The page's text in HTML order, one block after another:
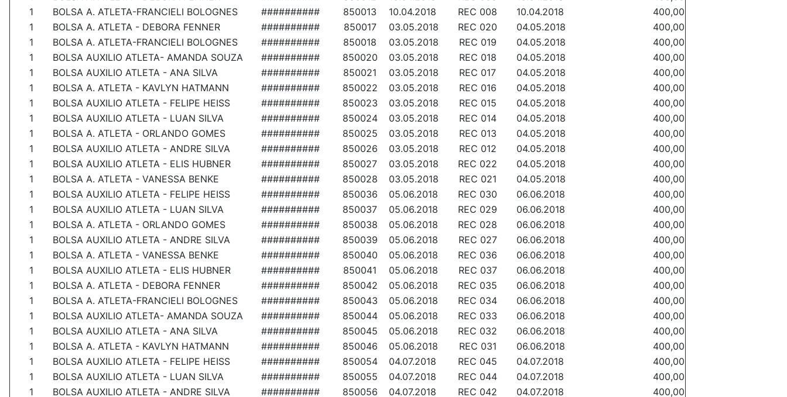
1
BOLSA A. ATLETA-FRANCIELI BOLOGNES ########## 850013 10.04.2018 REC 008 10.04.2018
400,00
1
BOLSA A. ATLETA - DEBORA FENNER ########## 850017 03.05.2018 REC 020 04.05.2018
400,00
1
BOLSA A. ATLETA-FRANCIELI BOLOGNES ########## 850018 03.05.2018 REC 019 04.05.2018
400,00
1
BOLSA AUXILIO ATLETA- AMANDA SOUZA ########## 850020 03.05.2018 REC 018 04.05.2018
400,00
1
BOLSA AUXILIO ATLETA - ANA SILVA ########## 850021 03.05.2018 REC 017 04.05.2018
400,00
1
BOLSA A. ATLETA - KAVLYN HATMANN ########## 850022 03.05.2018 REC 016 04.05.2018
400,00
1
BOLSA AUXILIO ATLETA - FELIPE HEISS ########## 850023 03.05.2018 REC 015 04.05.2018
400,00
1
BOLSA AUXILIO ATLETA - LUAN SILVA ########## 850024 03.05.2018 REC 014 04.05.2018
400,00
1
BOLSA A. ATLETA - ORLANDO GOMES ########## 850025 03.05.2018 REC 013 04.05.2018
400,00
1
BOLSA AUXILIO ATLETA - ANDRE SILVA ########## 850026 03.05.2018 REC 012 04.05.2018
400,00
1
BOLSA AUXILIO ATLETA - ELIS HUBNER ########## 850027 03.05.2018 REC 022 04.05.2018
400,00
1
BOLSA A. ATLETA - VANESSA BENKE ########## 850028 03.05.2018 REC 021 04.05.2018
400,00
1
BOLSA AUXILIO ATLETA - FELIPE HEISS ########## 850036 05.06.2018 REC 030 06.06.2018
400,00
1
BOLSA AUXILIO ATLETA - LUAN SILVA ########## 850037 05.06.2018 REC 029 06.06.2018
400,00
1
BOLSA A. ATLETA - ORLANDO GOMES ########## 850038 05.06.2018 REC 028 06.06.2018
400,00
1
BOLSA AUXILIO ATLETA - ANDRE SILVA ########## 850039 05.06.2018 REC 027 06.06.2018
400,00
1
BOLSA A. ATLETA - VANESSA BENKE ########## 850040 05.06.2018 REC 036 06.06.2018
400,00
1
BOLSA AUXILIO ATLETA - ELIS HUBNER ########## 850041 05.06.2018 REC 037 06.06.2018
400,00
1
BOLSA A. ATLETA - DEBORA FENNER ########## 850042 05.06.2018 REC 035 06.06.2018
400,00
1
BOLSA A. ATLETA-FRANCIELI BOLOGNES ########## 850043 05.06.2018 REC 034 06.06.2018
400,00
1
BOLSA AUXILIO ATLETA- AMANDA SOUZA ########## 850044 05.06.2018 REC 033 06.06.2018
400,00
1
BOLSA AUXILIO ATLETA - ANA SILVA ########## 850045 05.06.2018 REC 032 06.06.2018
400,00
1
BOLSA A. ATLETA - KAVLYN HATMANN ########## 850046 05.06.2018 REC 031 06.06.2018
400,00
1
BOLSA AUXILIO ATLETA - FELIPE HEISS ########## 850054 04.07.2018 REC 045 04.07.2018
400,00
1
BOLSA AUXILIO ATLETA - LUAN SILVA ########## 850055 04.07.2018 REC 044 04.07.2018
400,00
1
BOLSA AUXILIO ATLETA - ANDRE SILVA ########## 850056 04.07.2018 REC 042 04.07.2018
400,00